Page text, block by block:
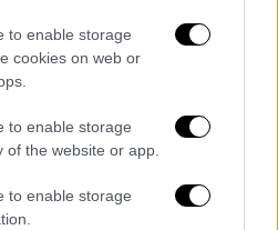
to enable storage
cookies on web or
to enable storage
of the website or app.
to enable storage
στη διοργάνωση.
ήταν συγκλονιστικός
12 ριμπάουντ), ο
ξανά τη... δουλειά με
άλλο ένα βράδυ και ο